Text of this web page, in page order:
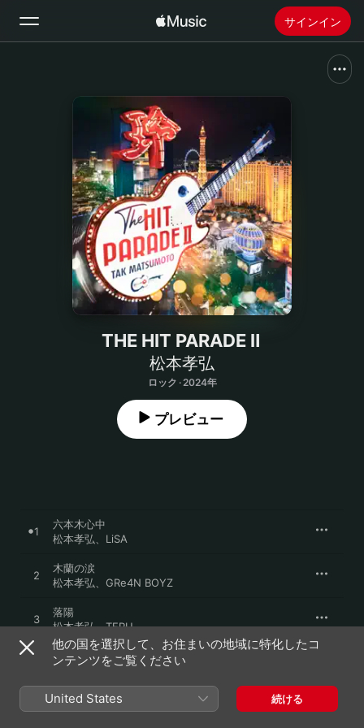
サインイン
新着おすすめ
ラジオ
Apple Musicをインストール
THE HIT PARADE Ⅱ
松本孝弘
ロック · 2024年
プレビュー
1
六本木心中
松本孝弘
LiSA
2
木蘭の涙
松本孝弘
GRe4N BOYZ
3
落陽
松本孝弘、TERU
銃爪
松本孝弘
、稲葉浩志
Yes-No
松本孝弘、山本ピカソ
他の国を選択して、お住まいの地域に特化したコ
ンテンツをご覧ください
United States 続ける